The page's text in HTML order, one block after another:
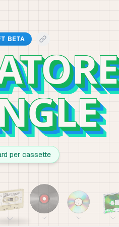
BETA
per cassette